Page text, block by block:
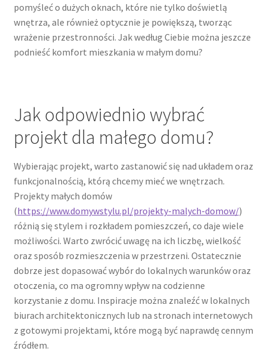
pomyśleć o dużych oknach, które nie tylko doświetlą
wnętrza, ale również optycznie je powiększą, tworząc
wrażenie przestronności. Jak według Ciebie można jeszcze
podnieść komfort mieszkania w małym domu?
Jak odpowiednio wybrać
projekt dla małego domu?
Wybierając projekt, warto zastanowić się nad układem oraz
funkcjonalnością, którą chcemy mieć we wnętrzach.
Projekty małych domów
(https://www.domywstylu.pl/projekty-malych-domow/)
różnią się stylem i rozkładem pomieszczeń, co daje wiele
możliwości. Warto zwrócić uwagę na ich liczbę, wielkość
oraz sposób rozmieszczenia w przestrzeni. Ostatecznie
dobrze jest dopasować wybór do lokalnych warunków oraz
otoczenia, co ma ogromny wpływ na codzienne
korzystanie z domu. Inspiracje można znaleźć w lokalnych
biurach architektonicznych lub na stronach internetowych
z gotowymi projektami, które mogą być naprawdę cennym
źródłem.